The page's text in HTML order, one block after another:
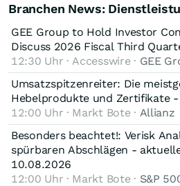
Branchen News:
GEE Group to Hold Investor
Discuss 2026 Fiscal Third
12:30 Uhr · Accesswire · GEE
Umsatzspitzenreiter: Die
Hebelprodukte und Zertifikate
12:00 Uhr · Markt Bote · Allianz
Besonders beachtet!: Verisk
spürbaren Abschlägen -
10.08.2026
12:00 Uhr · Markt Bote · S&P